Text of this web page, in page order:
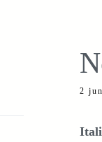
2